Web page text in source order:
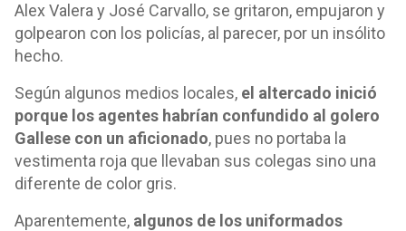
Alex Valera y José Carvallo, se gritaron, empujaron y
golpearon con los policías, al parecer, por un insólito
hecho.
Según algunos medios locales, el altercado inició
porque los agentes habrían confundido al golero
Gallese con un aficionado, pues no portaba la
vestimenta roja que llevaban sus colegas sino una
diferente de color gris.
Aparentemente, algunos de los uniformados